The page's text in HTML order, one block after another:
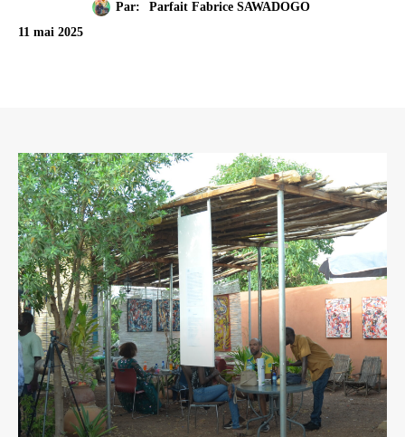
Par:
Parfait Fabrice SAWADOGO
11 mai 2025